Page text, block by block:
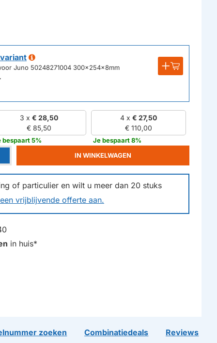
Juno 50248271004 300x254x8mm
3 x € 28,50
€ 85,50
bespaart 5%
4 x€ 27,50
€ 110,00
Je bespaart 8%
of particulier en wilt u meer dan 20 stuks
vrijblijvende offerte aan.
IN WINKELWAGEN
in huis*
zoeken Combinatiedeals Reviews